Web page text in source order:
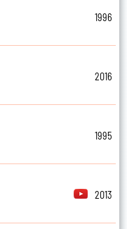
1996
2016
1995
2013